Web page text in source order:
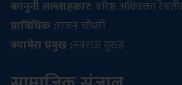
कानुनी सल्लाहकार: वरिष्ठ अधिवक्ता
प्राविधिक :राजन चौधरी
क्यामेरा प्रमुख :नवराज गुरुङ